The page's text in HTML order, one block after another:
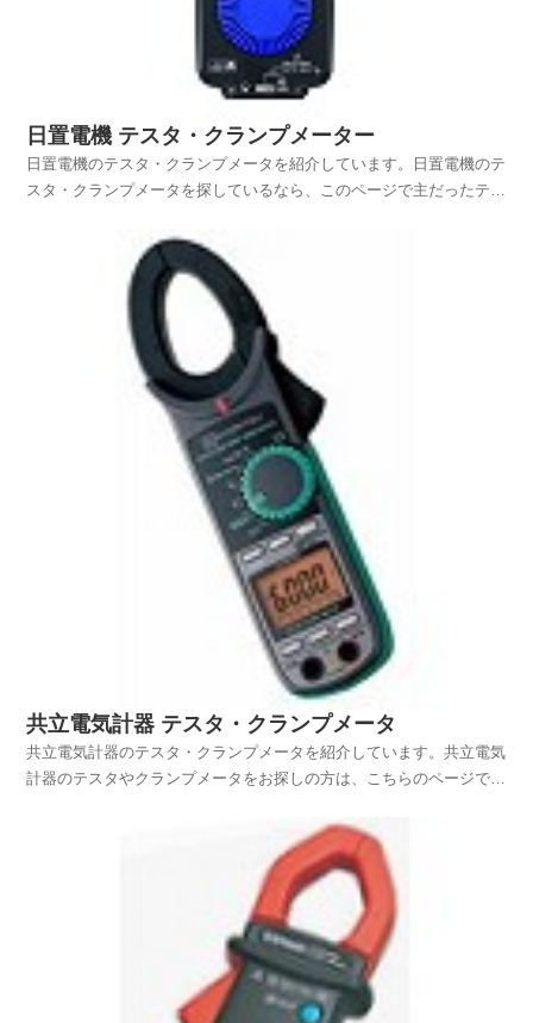
日置電機 テスタ・クランプメーター
日置電機のテスタ・クランプメータを紹介しています。日置電機のテ
スタ・クランプメータを探しているなら、このページで主だったテス
置電機(HIOKI)楽天市場公式ショップが開設されていますのでリンク
を掲載しておきますので、ご利用ください。HIO...
共立電気計器 テスタ・クランプメータ
共立電気計器のテスタ・クランプメータを紹介しています。共立電気
計器のテスタやクランプメータをお探しの方は、こちらのページで主
ものが簡単に見つかると思います。なお、各テスタやクランプメータ
の詳しい仕様は、最後に共立電気計器のWebサイトへリ...